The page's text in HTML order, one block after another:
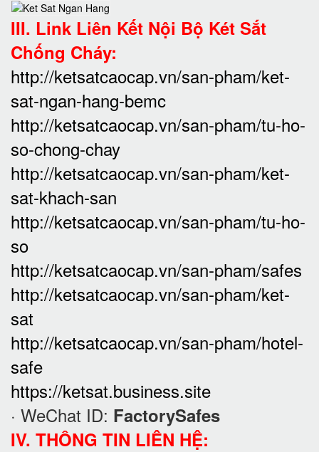
III. Link Liên Kết Nội Bộ Két Sắt
Chống Cháy:
http://ketsatcaocap.vn/san-pham/ket-
sat-ngan-hang-bemc
http://ketsatcaocap.vn/san-pham/tu-ho-
so-chong-chay
http://ketsatcaocap.vn/san-pham/ket-
sat-khach-san
http://ketsatcaocap.vn/san-pham/tu-ho-
so
http://ketsatcaocap.vn/san-pham/safes
http://ketsatcaocap.vn/san-pham/ket-
sat
http://ketsatcaocap.vn/san-pham/hotel-
safe
https://ketsat.business.site
· WeChat ID: FactorySafes
IV. THÔNG TIN LIÊN HỆ: